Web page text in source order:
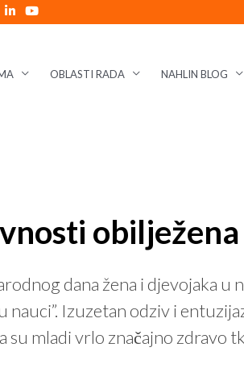
OBLASTI RADA NAHLIN BLOG
dana žena i djevojaka
nauci”. Izuzetan odziv i
su mladi vrlo značajno